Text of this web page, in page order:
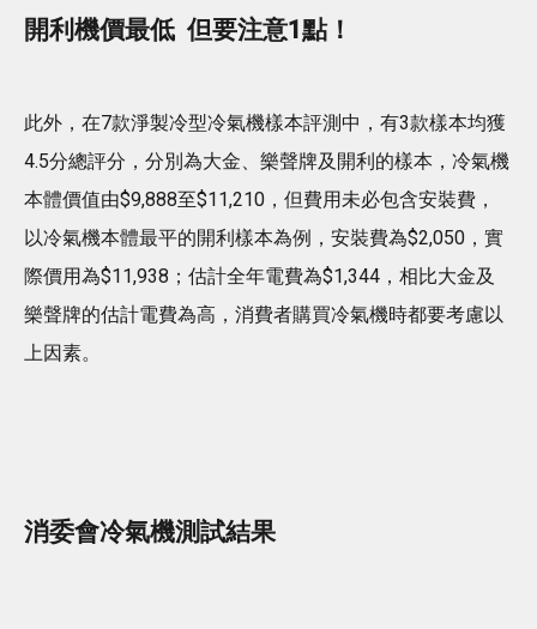
開利機價最低 但要注意1點！
此外，在7款淨製冷型冷氣機樣本評測中，有3款樣本均獲
4.5分總評分，分別為大金、樂聲牌及開利的樣本，冷氣機
本體價值由$9,888至$11,210，但費用未必包含安裝費，
以冷氣機本體最平的開利樣本為例，安裝費為$2,050，實
際價用為$11,938；估計全年電費為$1,344，相比大金及
樂聲牌的估計電費為高，消費者購買冷氣機時都要考慮以
上因素。
消委會冷氣機測試結果